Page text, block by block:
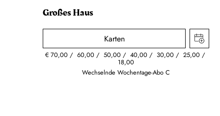
Großes Haus
Karten
€ 70,00 60,00 50,00 40,00 30,00 25,00
18,00
Wechselnde Wochentage-Abo C